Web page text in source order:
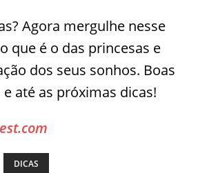
Agora mergulhe nesse
que é o das princesas e
dos seus sonhos. Boas
até as próximas dicas!
DICAS